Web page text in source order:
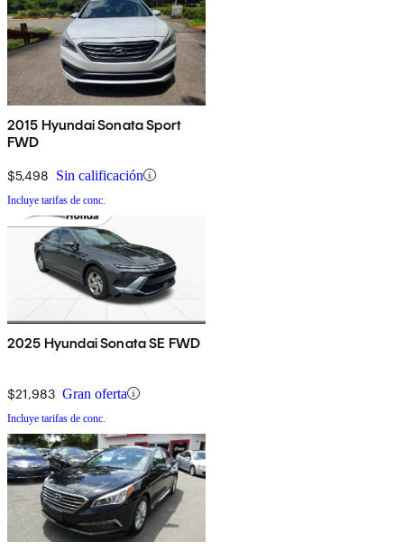
2015 Hyundai Sonata Sport
FWD
$5,498 Sin calificación
Incluye tarifas de conc.
2025 Hyundai Sonata SE FWD
$21,983 Gran oferta
Incluye tarifas de conc.